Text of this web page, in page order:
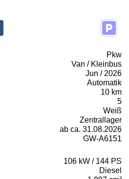
Pkw
Van / Kleinbus
Jun / 2026
Automatik
10 km
5
Weiß
Zentrallager
ab ca. 31.08.2026
GW-A6151
106 kW / 144 PS
Diesel